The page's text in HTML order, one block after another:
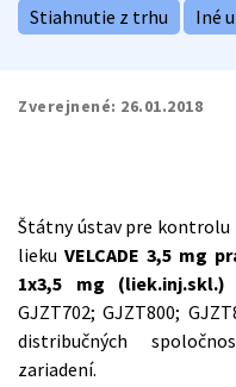
Stiahnutie z trhu Iné
Zverejnené: 26.01.2018
Štátny ústav pre kontrolu
lieku VELCADE 3,5 mg
1x3,5 mg (liek.inj.skl.)
GJZT702; GJZT800;
distribučných
zariadení.